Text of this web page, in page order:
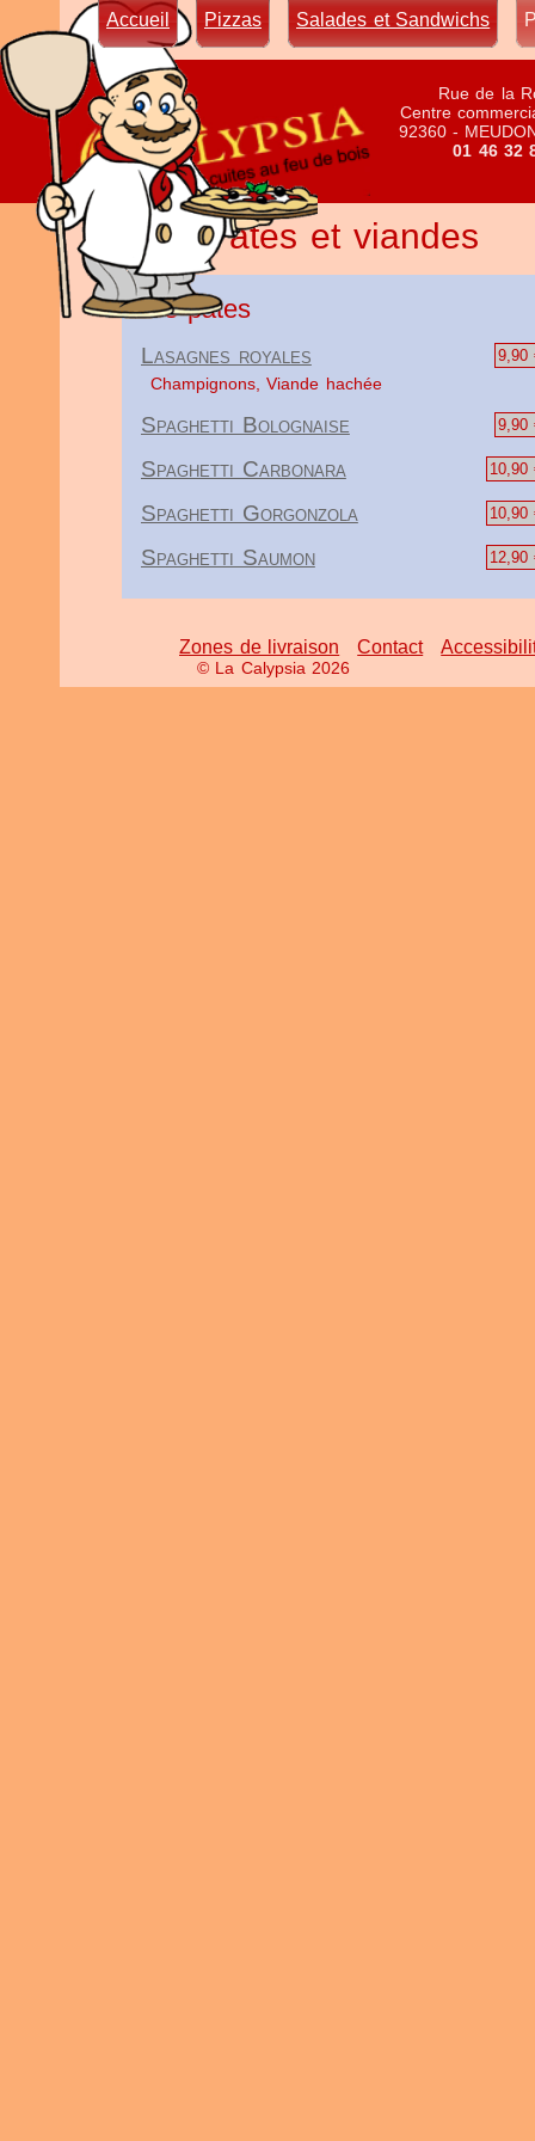
Accueil Pizzas Salades et Sandwichs
Rue de la
Centre
92360 -
01 46 32
Pâtes et viandes
Nos pâtes
Lasagnes royales
Champignons, Viande hachée
9,90
Spaghetti Bolognaise 9,90
Spaghetti Carbonara 10,90
Spaghetti Gorgonzola 10,90
Spaghetti Saumon 12,90
Zones de livraison Contact
© La Calypsia 2026